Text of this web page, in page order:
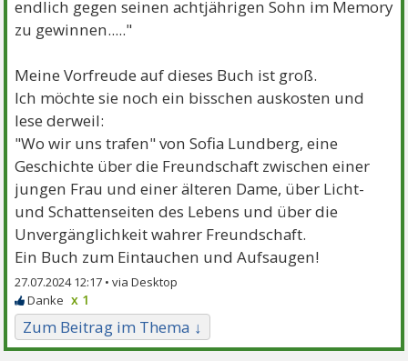
endlich gegen seinen achtjährigen Sohn im Memory
zu gewinnen....."
Meine Vorfreude auf dieses Buch ist groß.
Ich möchte sie noch ein bisschen auskosten und
lese derweil:
"Wo wir uns trafen" von Sofia Lundberg, eine
Geschichte über die Freundschaft zwischen einer
jungen Frau und einer älteren Dame, über Licht-
und Schattenseiten des Lebens und über die
Unvergänglichkeit wahrer Freundschaft.
Ein Buch zum Eintauchen und Aufsaugen!
27.07.2024 12:17 •
x 1
Zum Beitrag im Thema ↓